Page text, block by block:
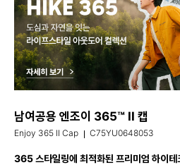
남여공용 엔조이 365™ II 캡
Enjoy 365 II Cap C75YU0648053
365 스타일링에 최적화된 프리미엄 하이테